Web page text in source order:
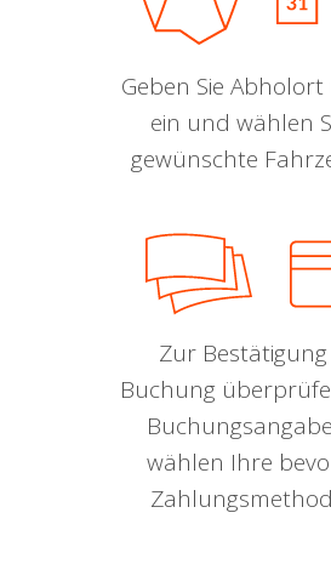
Geben Sie
ein und wählen
gewünschte
Zur
Buchung
wählen Ihre